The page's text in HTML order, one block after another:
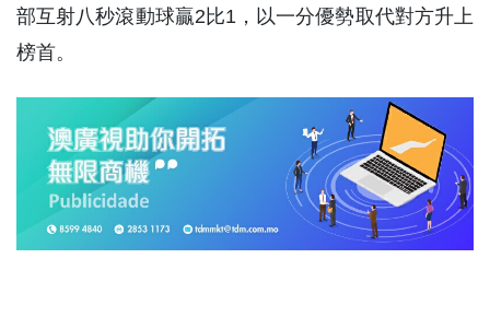
部互射八秒滾動球贏2比1，以一分優勢取代對方升上
榜首。